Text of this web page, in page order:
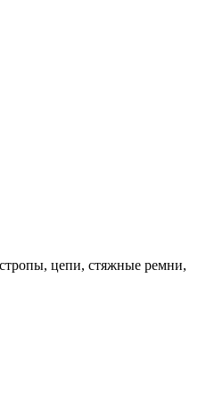
цепи, стяжные ремни,